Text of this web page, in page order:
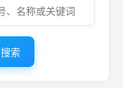
搜索
工程机械资料库 · 更新公告 2026年8月5日